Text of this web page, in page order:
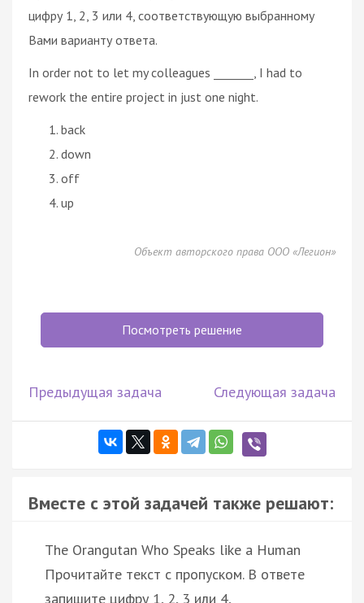
цифру 1, 2, 3 или 4, соответствующую выбранному
Вами варианту ответа.
In order not to let my colleagues _______, I had to
rework the entire project in just one night.
back
down
off
up
Объект авторского права ООО «Легион»
Посмотреть решение
Предыдущая задача Следующая задача
Вместе с этой задачей также решают:
The Orangutan Who Speaks like a Human
Прочитайте текст с пропуском. В ответе
запишите цифру 1, 2, 3 или 4,